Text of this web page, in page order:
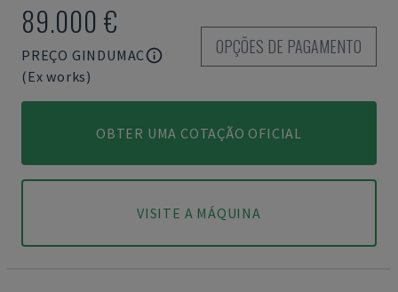
89.000 €
PREÇO GINDUMAC
(Ex works)
OPÇÕES DE PAGAMENTO
OBTER UMA COTAÇÃO OFICIAL
VISITE A MÁQUINA